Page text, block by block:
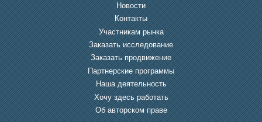
Новости
Контакты
Участникам рынка
Заказать исследование
Заказать продвижение
Партнерские программы
Наша деятельность
Хочу здесь работать
Об авторском праве